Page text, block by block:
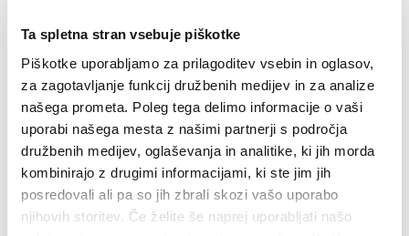
Ta spletna stran vsebuje piškotke
Piškotke uporabljamo za prilagoditev vsebin in oglasov,
za zagotavljanje funkcij družbenih medijev in za analize
našega prometa. Poleg tega delimo informacije o vaši
uporabi našega mesta z našimi partnerji s področja
družbenih medijev, oglaševanja in analitike, ki jih morda
kombinirajo z drugimi informacijami, ki ste jim jih
posredovali ali pa so jih zbrali skozi vašo uporabo
njihovih storitev. Če želite še naprej uporabljati našo
INŽENIRING IN GEODETSKE STORITVE
Izdelava tehnične in projektne dokumentacije
Nadzor nad izvajanjem del
Geodetske storitve
Brezpilotni zrakoplovi
ENERGETIKA V DRUŽBI